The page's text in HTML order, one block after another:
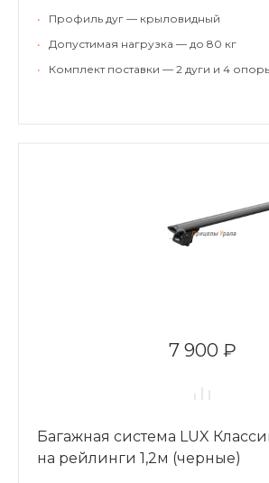
•
Профиль дуг — крыловидный
•
Допустимая нагрузка — до 80 кг
•
Комплект поставки — 2 дуги и 4
7 900 ₽
Багажная система LUX
на рейлинги 1,2м (черные)